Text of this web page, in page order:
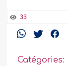
33
Catégories: